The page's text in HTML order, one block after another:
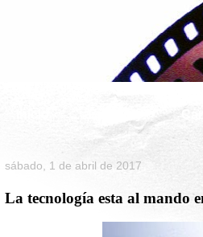
sábado, 1 de abril de 2017
La tecnología esta al mando